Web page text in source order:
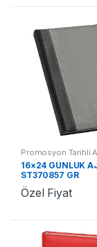
Promosyon Tarihli
Promosyon 2024
16×24 GÜNLÜK
ST370857 GR
Özel Fiyat